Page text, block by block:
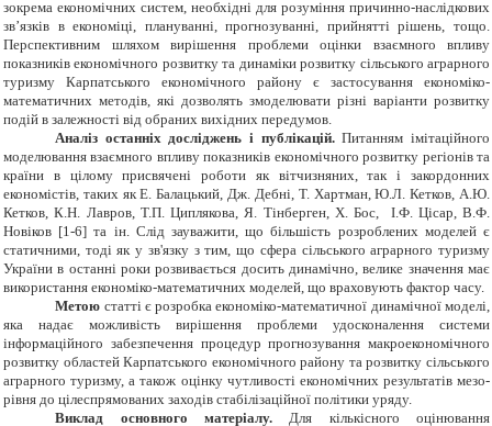
зокрема економічних систем, необхідні для розуміння причинно-наслідкових
зв’язків в економіці, плануванні, прогнозуванні, прийнятті рішень, тощо.
Перспективним шляхом вирішення проблеми оцінки взаємного впливу
показників економічного розвитку та динаміки розвитку сільського аграрного
туризму Карпатського економічного району є застосування економіко-
математичних методів, які дозволять змоделювати різні варіанти розвитку
подій в залежності від обраних вихідних передумов.
Аналіз останніх досліджень і публікацій.Питанням імітаційного
моделювання взаємного впливу показників економічного розвитку регіонів та
країни в цілому присвячені роботи як вітчизняних, так і закордонних
економістів, таких як Е. Балацький, Дж. Дебні, Т. Хартман, Ю.Л. Кетков, А.Ю.
Кетков, К.Н. Лавров, Т.П. Циплякова, Я. Тінберген, Х. Бос, І.Ф. Цісар, В.Ф.
Новіков [1-6] та ін. Слід зауважити, що більшість розроблених моделей є
статичними, тоді як у зв'язку з тим, що сфера сільського аграрного туризму
України в останні роки розвивається досить динамічно, велике значення має
використання економіко-математичних моделей, що враховують фактор часу.
Метою статті є розробка економіко-математичної динамічної моделі,
яка надає можливість вирішення проблеми удосконалення системи
інформаційного забезпечення процедур прогнозування макроекономічного
розвитку областей Карпатського економічного району та розвитку сільського
аграрного туризму, а також оцінку чутливості економічних результатів мезо-
рівня до цілеспрямованих заходів стабілізаційної політики уряду.
Виклад основного матеріалу.Для кількісного оцінювання